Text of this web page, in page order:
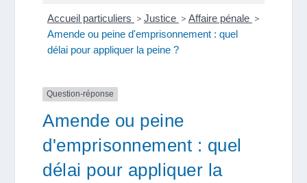
Accueil particuliers > Justice > Affaire pénale >
Amende ou peine d'emprisonnement : quel
délai pour appliquer la peine ?
Question-réponse
Amende ou peine
d'emprisonnement : quel
délai pour appliquer la